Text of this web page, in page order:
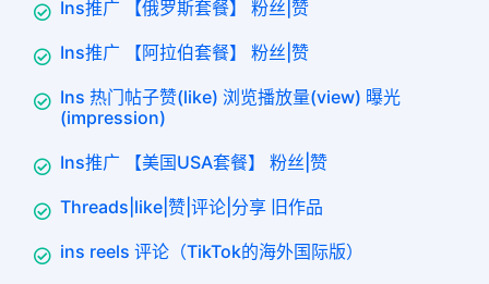
Ins推广 【俄罗斯套餐】 粉丝|赞
Ins推广 【阿拉伯套餐】 粉丝|赞
Ins 热门帖子赞(like) 浏览播放量(view) 曝光
(impression)
Ins推广 【美国USA套餐】 粉丝|赞
Threads|like|赞|评论|分享 旧作品
ins reels 评论（TikTok的海外国际版）